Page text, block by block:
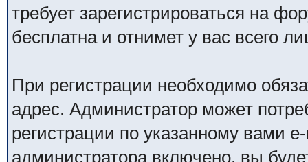
требует зарегистрироваться на
бесплатна и отнимет у вас всего
При регистрации необходимо
адрес. Администратор может
регистрации по указанному вами
администратора включено, вы